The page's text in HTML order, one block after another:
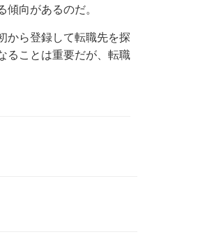
向があるのだ。
から登録して転職先を探
ることは重要だが、転職